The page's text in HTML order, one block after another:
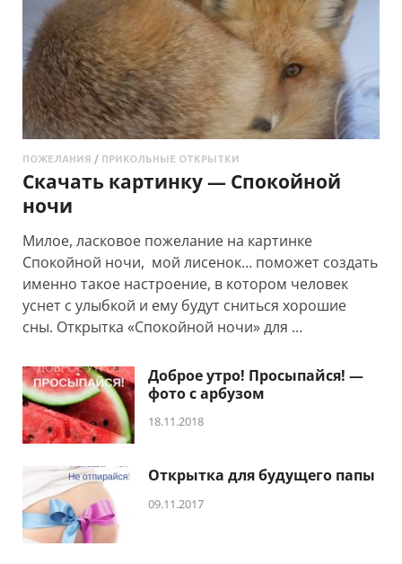
ПОЖЕЛАНИЯ / ПРИКОЛЬНЫЕ ОТКРЫТКИ
Скачать картинку — Спокойной
ночи
Милое, ласковое пожелание на картинке
Спокойной ночи, мой лисенок… поможет создать
именно такое настроение, в котором человек
уснет с улыбкой и ему будут сниться хорошие
сны. Открытка «Спокойной ночи» для …
Доброе утро! Просыпайся! —
фото с арбузом
18.11.2018
Открытка для будущего папы
09.11.2017